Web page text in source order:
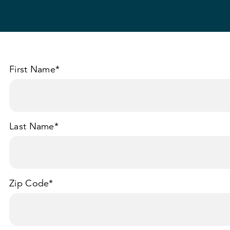
First Name*
Last Name*
Zip Code*